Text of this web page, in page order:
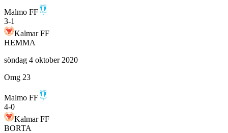
Malmo FF
3-1
Kalmar FF
HEMMA
söndag 4 oktober 2020
Omg 23
Malmo FF
4-0
Kalmar FF
BORTA